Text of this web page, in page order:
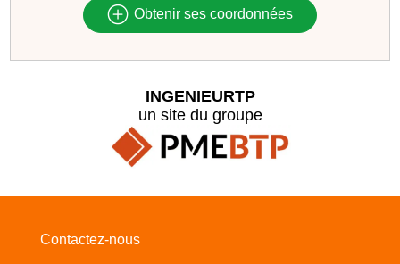
Obtenir ses coordonnées
INGENIEURTP
un site du groupe
Contactez-nous